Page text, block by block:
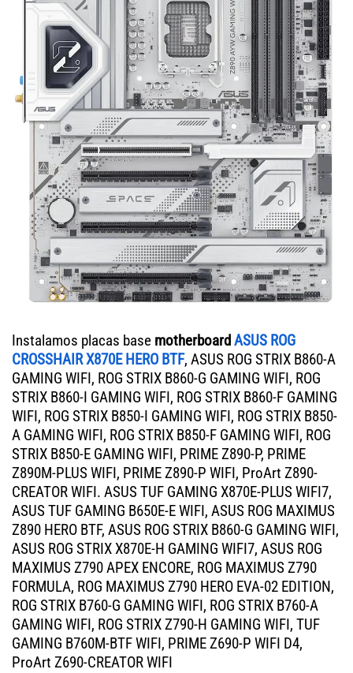
Instalamos placas base motherboardASUS ROG
CROSSHAIR X870E HERO BTF, ASUS ROG STRIX B860-A
GAMING WIFI, ROG STRIX B860-G GAMING WIFI, ROG
STRIX B860-I GAMING WIFI, ROG STRIX B860-F GAMING
WIFI, ROG STRIX B850-I GAMING WIFI, ROG STRIX B850-
A GAMING WIFI, ROG STRIX B850-F GAMING WIFI, ROG
STRIX B850-E GAMING WIFI, PRIME Z890-P, PRIME
Z890M-PLUS WIFI, PRIME Z890-P WIFI, ProArt Z890-
CREATOR WIFI. ASUS TUF GAMING X870E-PLUS WIFI7,
ASUS TUF GAMING B650E-E WIFI, ASUS ROG MAXIMUS
Z890 HERO BTF, ASUS ROG STRIX B860-G GAMING WIFI,
ASUS ROG STRIX X870E-H GAMING WIFI7, ASUS ROG
MAXIMUS Z790 APEX ENCORE, ROG MAXIMUS Z790
FORMULA, ROG MAXIMUS Z790 HERO EVA-02 EDITION,
ROG STRIX B760-G GAMING WIFI, ROG STRIX B760-A
GAMING WIFI, ROG STRIX Z790-H GAMING WIFI, TUF
GAMING B760M-BTF WIFI, PRIME Z690-P WIFI D4,
ProArt Z690-CREATOR WIFI